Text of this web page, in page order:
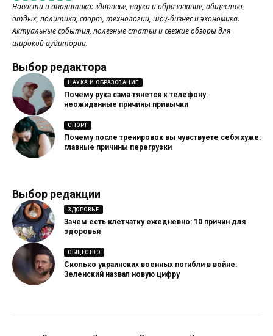
Новости и аналитика: здоровье, наука и образование, общество,
отдых, политика, спорт, технологии, шоу-бизнес и экономика.
Актуальные события, полезные статьи и свежие обзоры для
широкой аудитории.
Выбор редактора
НАУКА И ОБРАЗОВАНИЕ
Почему рука сама тянется к телефону:
неожиданные причины привычки
СПОРТ
Почему после тренировок вы чувствуете себя хуже:
главные причины перегрузки
Выбор редакции
ЗДОРОВЬЕ
Зачем есть клетчатку ежедневно: 10 причин для
здоровья
ОБЩЕСТВО
Сколько украинских военных погибли в войне:
Зеленский назвал новую цифру